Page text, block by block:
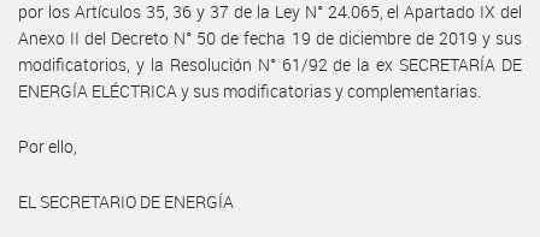
por los Artículos 35, 36 y 37 de la Ley N° 24.065, el Apartado IX del
Anexo II del Decreto N° 50 de fecha 19 de diciembre de 2019 y sus
modificatorios, y la Resolución N° 61/92 de la ex SECRETARÍA DE
ENERGÍA ELÉCTRICA y sus modificatorias y complementarias.
Por ello,
EL SECRETARIO DE ENERGÍA